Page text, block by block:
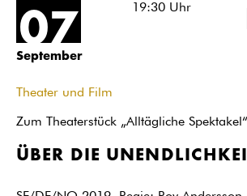
07
September
19:30Uhr
Theater und Film
Zum Theaterstück „Alltägliche Spektakel“
ÜBER DIE